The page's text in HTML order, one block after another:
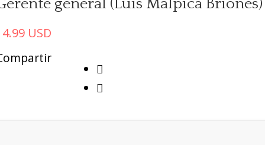
general (Luis Malpica Briones)
USD